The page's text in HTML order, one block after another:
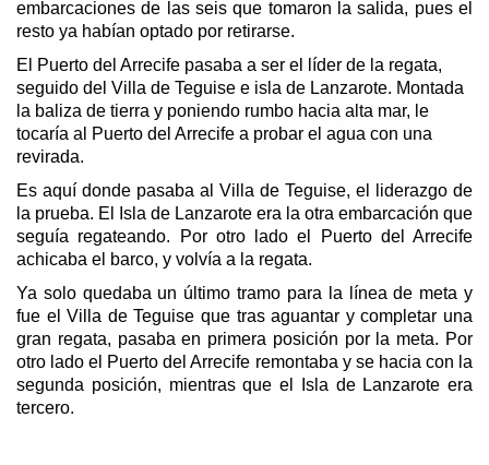
embarcaciones de las seis que tomaron la salida, pues el
resto ya habían optado por retirarse.
El Puerto del Arrecife pasaba a ser el líder de la regata,
seguido del Villa de Teguise e isla de Lanzarote. Montada
la baliza de tierra y poniendo rumbo hacia alta mar, le
tocaría al Puerto del Arrecife a probar el agua con una
revirada.
Es aquí donde pasaba al Villa de Teguise, el liderazgo de
la prueba. El Isla de Lanzarote era la otra embarcación que
seguía regateando. Por otro lado el Puerto del Arrecife
achicaba el barco, y volvía a la regata.
Ya solo quedaba un último tramo para la línea de meta y
fue el Villa de Teguise que tras aguantar y completar una
gran regata, pasaba en primera posición por la meta. Por
otro lado el Puerto del Arrecife remontaba y se hacia con la
segunda posición, mientras que el Isla de Lanzarote era
tercero.